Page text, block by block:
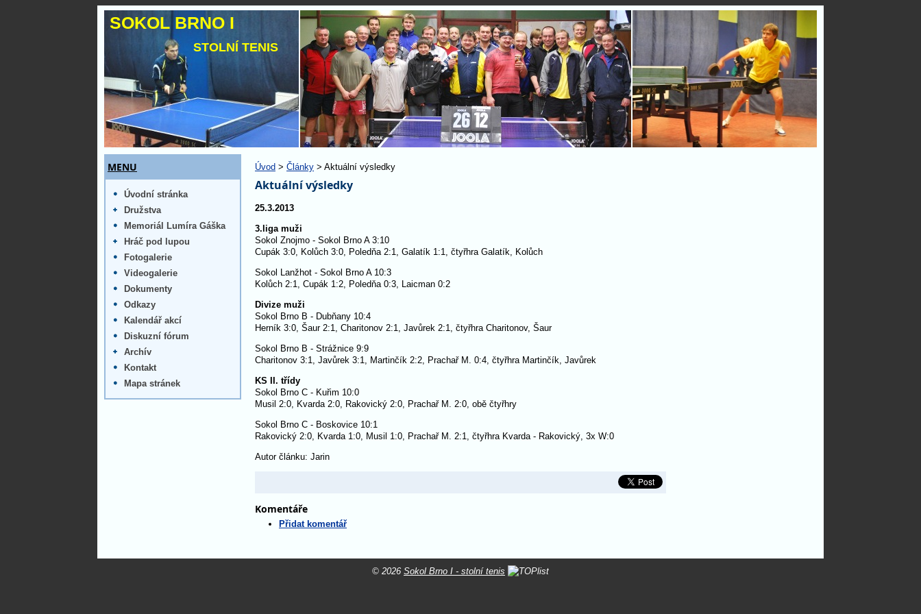
Úvod > Články > Aktuální výsledky
Aktuální výsledky
25.3.2013
3.liga muži
Sokol Znojmo - Sokol Brno A 3:10
Cupák 3:0, Kolůch 3:0, Poledňa 2:1, Galatík 1:1, čtyřhra Galatík, Kolůch
Sokol Lanžhot - Sokol Brno A 10:3
Kolůch 2:1, Cupák 1:2, Poledňa 0:3, Laicman 0:2
Divize muži
Sokol Brno B - Dubňany 10:4
Herník 3:0, Šaur 2:1, Charitonov 2:1, Javůrek 2:1, čtyřhra Charitonov, Šaur
Sokol Brno B - Strážnice 9:9
Charitonov 3:1, Javůrek 3:1, Martinčík 2:2, Prachař M. 0:4, čtyřhra Martinčík, Javůrek
KS II. třídy
Sokol Brno C - Kuřim 10:0
Musil 2:0, Kvarda 2:0, Rakovický 2:0, Prachař M. 2:0, obě čtyřhry
Sokol Brno C - Boskovice 10:1
Rakovický 2:0, Kvarda 1:0, Musil 1:0, Prachař M. 2:1, čtyřhra Kvarda - Rakovický, 3x W:0
Autor článku: Jarin
Komentáře
Přidat komentář
MENU
Úvodní stránka
Družstva
Memoriál Lumíra Gáška
Hráč pod lupou
Fotogalerie
Videogalerie
Dokumenty
Odkazy
Kalendář akcí
Diskuzní fórum
Archív
Kontakt
Mapa stránek
SOKOL BRNO I
STOLNÍ TENIS
© 2026 Sokol Brno I - stolní tenis